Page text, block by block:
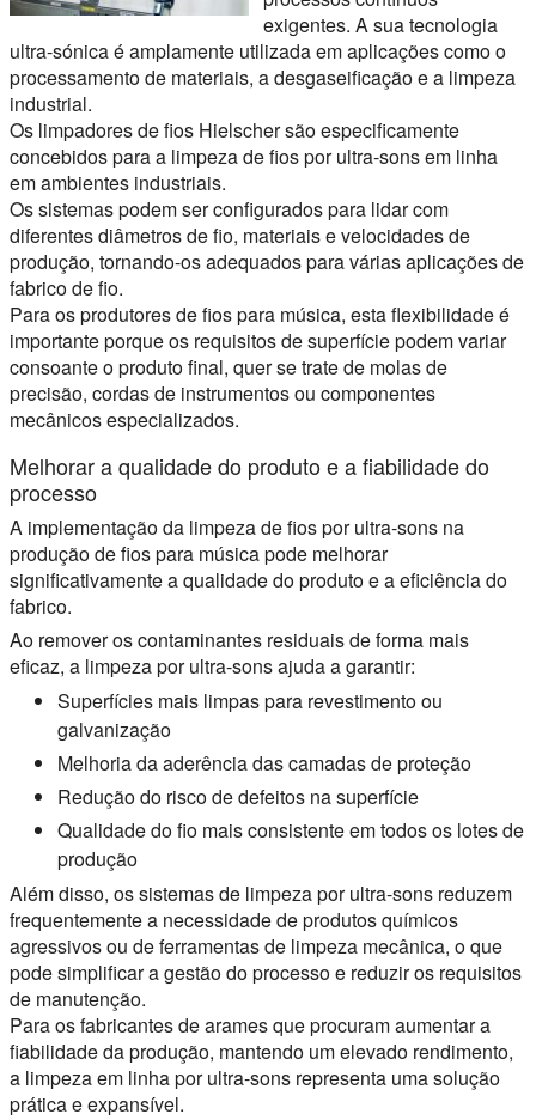
exigentes. A sua tecnologia
ultra-sónica é amplamente utilizada em aplicações como o
processamento de materiais, a desgaseificação e a limpeza
industrial.
Os limpadores de fios Hielscher são especificamente
concebidos para a limpeza de fios por ultra-sons em linha
em ambientes industriais.
Os sistemas podem ser configurados para lidar com
diferentes diâmetros de fio, materiais e velocidades de
produção, tornando-os adequados para várias aplicações de
fabrico de fio.
Para os produtores de fios para música, esta flexibilidade é
importante porque os requisitos de superfície podem variar
consoante o produto final, quer se trate de molas de
precisão, cordas de instrumentos ou componentes
mecânicos especializados.
Melhorar a qualidade do produto e a fiabilidade do
processo
A implementação da limpeza de fios por ultra-sons na
produção de fios para música pode melhorar
significativamente a qualidade do produto e a eficiência do
fabrico.
Ao remover os contaminantes residuais de forma mais
eficaz, a limpeza por ultra-sons ajuda a garantir:
Superfícies mais limpas para revestimento ou
galvanização
Melhoria da aderência das camadas de proteção
Redução do risco de defeitos na superfície
Qualidade do fio mais consistente em todos os lotes de
produção
Além disso, os sistemas de limpeza por ultra-sons reduzem
frequentemente a necessidade de produtos químicos
agressivos ou de ferramentas de limpeza mecânica, o que
pode simplificar a gestão do processo e reduzir os requisitos
de manutenção.
Para os fabricantes de arames que procuram aumentar a
fiabilidade da produção, mantendo um elevado rendimento,
a limpeza em linha por ultra-sons representa uma solução
prática e expansível.